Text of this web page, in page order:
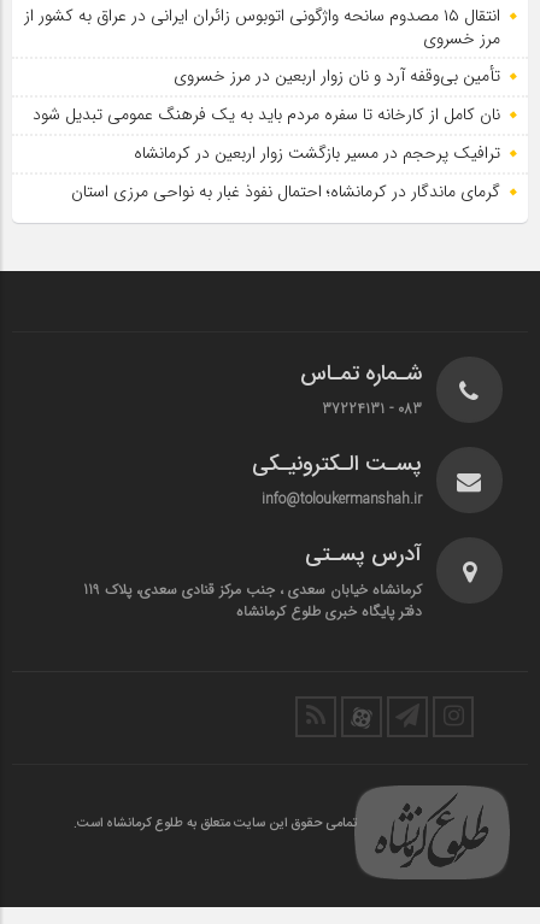
انتقال ۱۵ مصدوم سانحه واژگونی اتوبوس زائران ایرانی در عراق به کشور از
مرز خسروی
تأمین بی‌وقفه آرد و نان زوار اربعین در مرز خسروی
نان کامل از کارخانه تا سفره مردم باید به یک فرهنگ عمومی تبدیل شود
ترافیک پرحجم در مسیر بازگشت زوار اربعین در کرمانشاه
گرمای ماندگار در کرمانشاه؛ احتمال نفوذ غبار به نواحی مرزی استان
شـماره تمـاس
083 - 37224131
پسـت الـکترونیـکی
info@toloukermanshah.ir
آدرس پسـتی
کرمانشاه خیابان سعدی ، جنب مرکز قنادی سعدی، پلاک 119
دفتر پایگاه خبری طلوع کرمانشاه
تمامی حقوق این سایت متعلق به طلوع کرمانشاه است.